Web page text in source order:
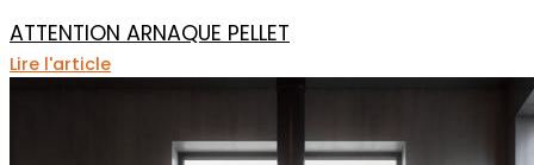
ATTENTION ARNAQUE PELLET
Lire l'article